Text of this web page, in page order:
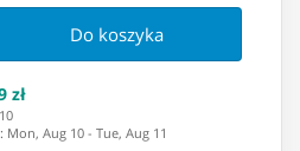
Do koszyka
zł
: Mon, Aug 10 - Tue, Aug 11